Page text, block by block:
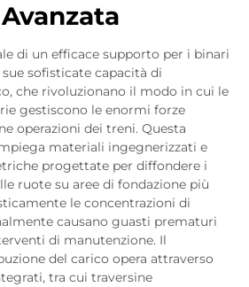
di un efficace supporto per i binari
sofisticate capacità di
che rivoluzionano il modo in cui le
gestiscono le enormi forze
operazioni dei treni. Questa
materiali ingegnerizzati e
progettate per diffondere i
ruote su aree di fondazione più
le concentrazioni di
causano guasti prematuri
di manutenzione. Il
del carico opera attraverso
tra cui traversine